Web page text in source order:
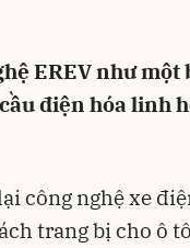
EREV như một
điện hóa linh
công nghệ xe
trang bị cho ô